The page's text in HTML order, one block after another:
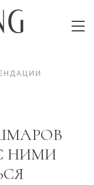
НИМИ